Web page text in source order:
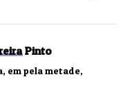
Pinto
em pela metade,